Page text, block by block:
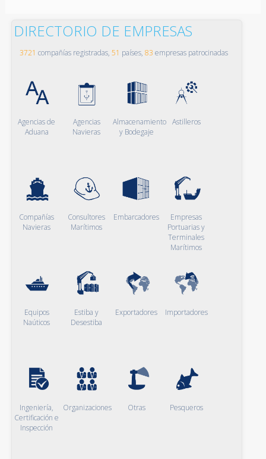
DIRECTORIO DE EMPRESAS
3721 compañías registradas, 51 países, 83 empresas patrocinadas
Agencias de
Aduana
Agencias
Navieras
Almacenamiento
y Bodegaje
Astilleros
Compañías
Navieras
Consultores
Marítimos
Embarcadores
Empresas
Portuarias y
Terminales
Marítimos
Equipos
Naúticos
Estiba y
Desestiba
Exportadores Importadores
Ingeniería,
Certificación e
Inspección
Organizaciones Otras Pesqueros